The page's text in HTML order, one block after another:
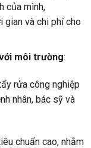
của mình,
gian và chi phí cho
môi trường:
rửa công nghiệp
nhân, bác sỹ và
chuẩn cao, nhằm